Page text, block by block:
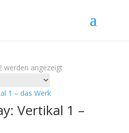
werden angezeigt
Vertikal 1 –